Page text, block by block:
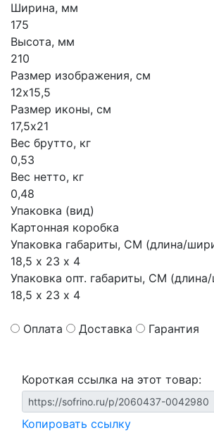
Ширина, мм
175
Высота, мм
210
Размер изображения, см
12х15,5
Размер иконы, см
17,5х21
Вес брутто, кг
0,53
Вес нетто, кг
0,48
Упаковка (вид)
Картонная коробка
Упаковка габариты, СМ (длина/
18,5 х 23 х 4
Упаковка опт. габариты, СМ
18,5 х 23 х 4
Оплата Доставка Гарантия
Короткая ссылка на этот товар:
Копировать ссылку